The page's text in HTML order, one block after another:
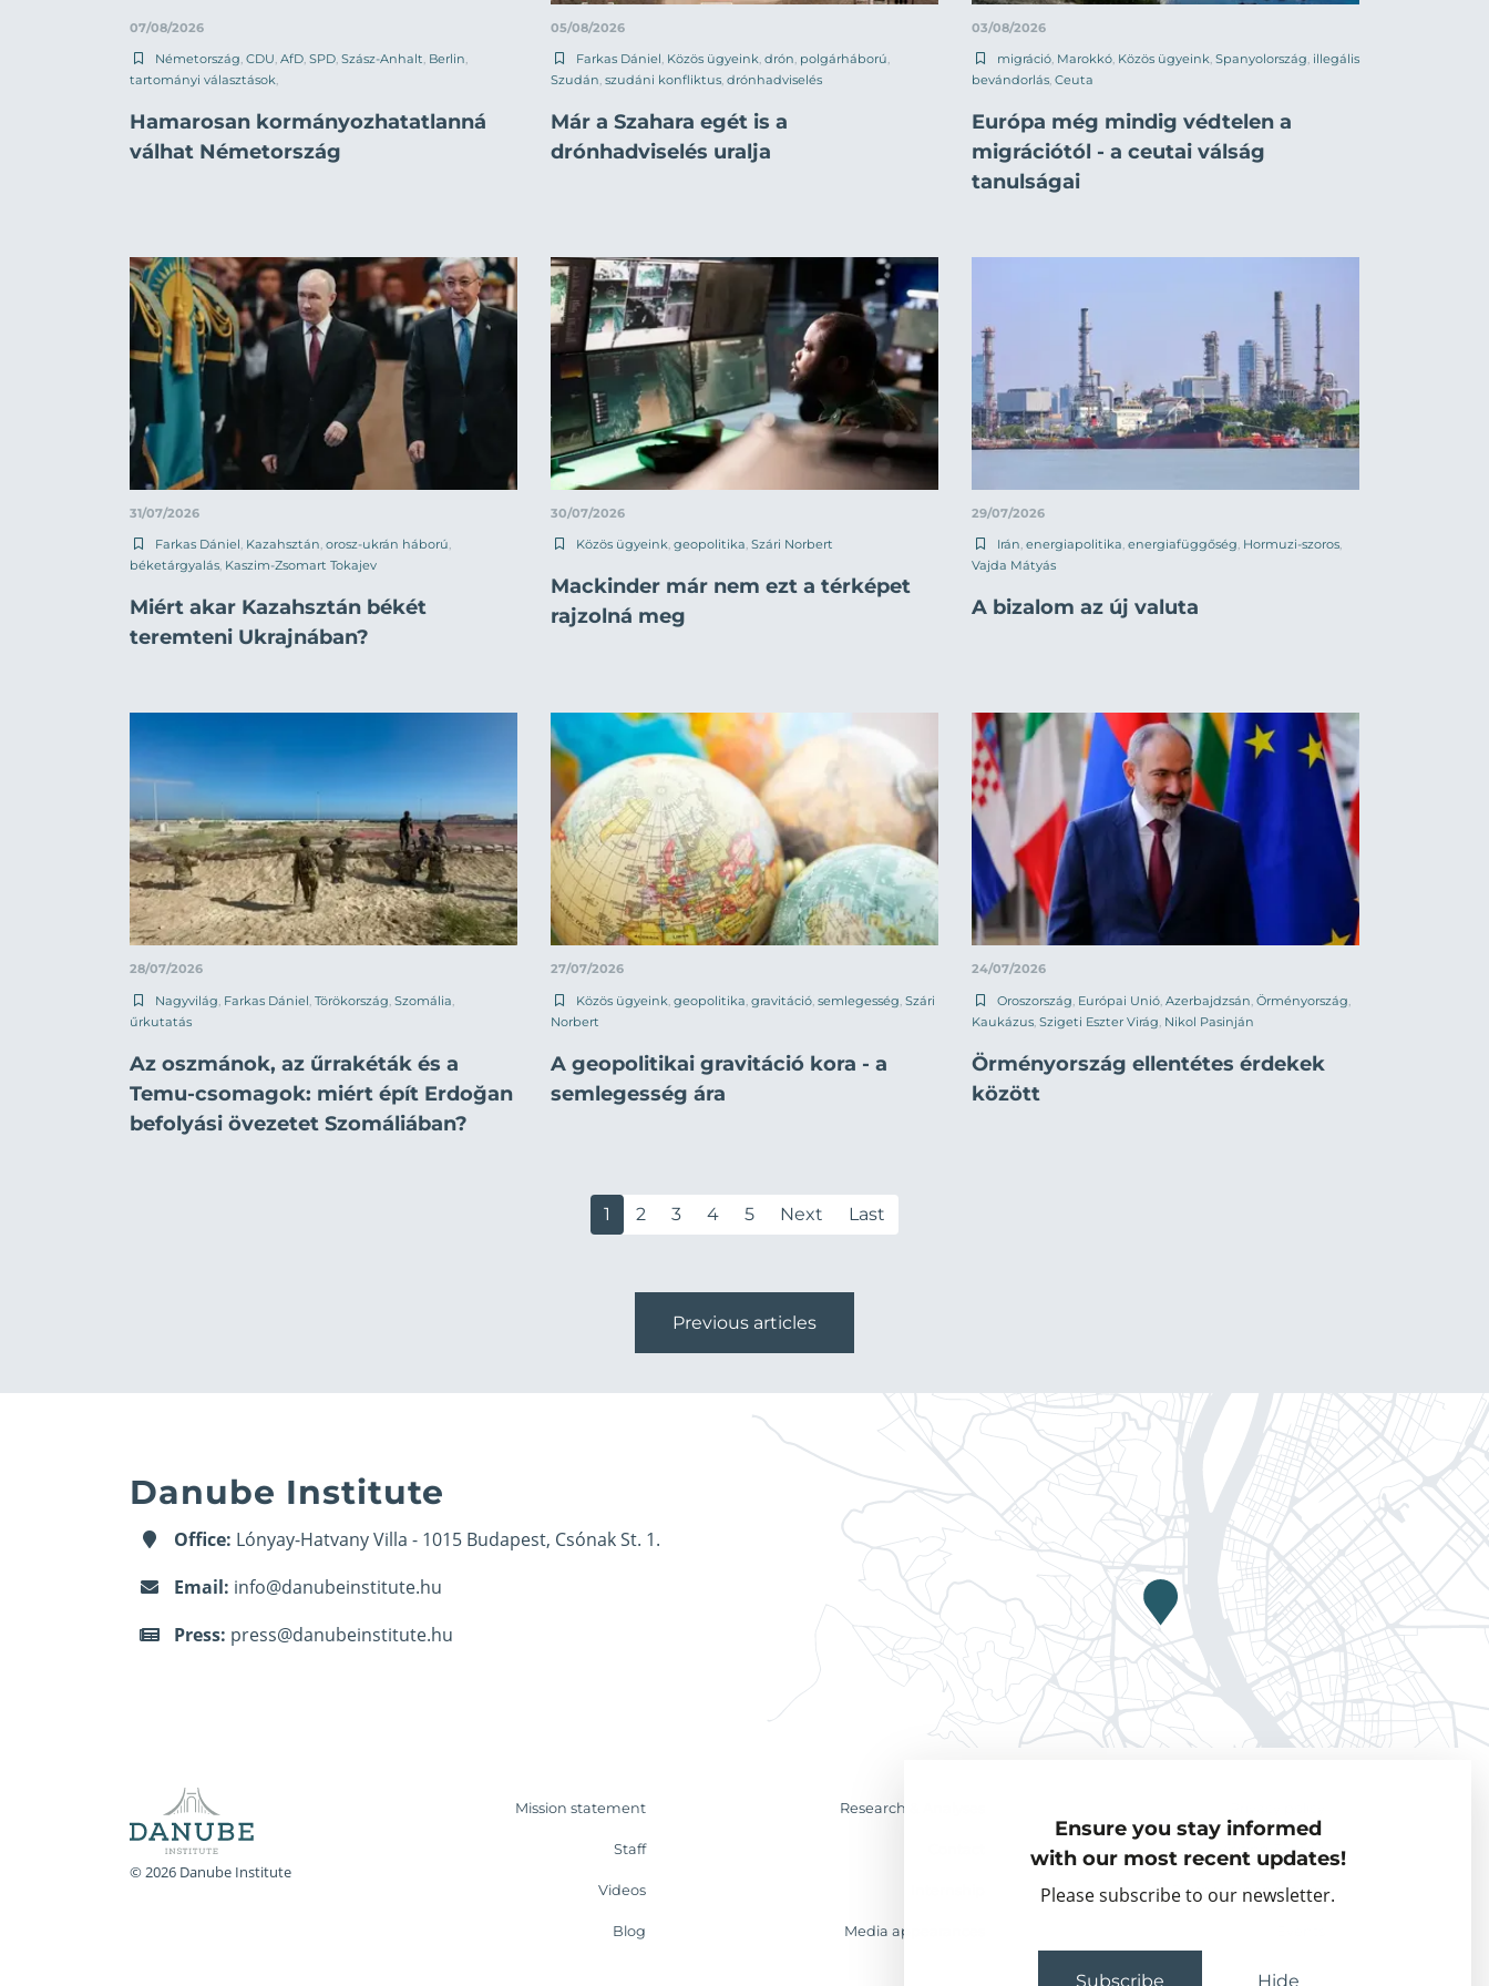
Ensure you stay informed
with our most recent updates!
Please subscribe to our newsletter.
Subscribe Hide
07/08/2026
Németország CDU AfD SPD Szász-Anhalt Berlin
tartományi választások
Hamarosan kormányozhatatlanná
válhat Németország
05/08/2026
Farkas Dániel Közös ügyeink drón polgárháború
Szudán szudáni konfliktus drónhadviselés
Már a Szahara egét is a
drónhadviselés uralja
03/08/2026
migráció Marokkó Közös ügyeink Spanyolország illegális
bevándorlás Ceuta
Európa még mindig védtelen a
migrációtól - a ceutai válság
tanulságai
31/07/2026
Farkas Dániel, Kazahsztán, orosz-ukrán háború,
béketárgyalás, Kaszim-Zsomart Tokajev
Miért akar Kazahsztán békét
teremteni Ukrajnában?
30/07/2026
Közös ügyeink, geopolitika, Szári Norbert
Mackinder már nem ezt a térképet
rajzolná meg
29/07/2026
Irán, energiapolitika, energiafüggőség, Hormuzi-szoros,
Vajda Mátyás
A bizalom az új valuta
28/07/2026
Nagyvilág Farkas Dániel Törökország Szomália
űrkutatás
Az oszmánok, az űrrakéták és a
Temu-csomagok: miért épít Erdoğan
befolyási övezetet Szomáliában?
27/07/2026
Közös ügyeink geopolitika gravitáció semlegesség Szári
Norbert
A geopolitikai gravitáció kora - a
semlegesség ára
24/07/2026
Oroszország Európai Unió Azerbajdzsán Örményország
Kaukázus Szigeti Eszter Virág Nikol Pasinján
Örményország ellentétes érdekek
között
1 2 3 4 5 Next Last
Previous articles
Danube Institute
Office: Lónyay-Hatvany Villa - 1015 Budapest, Csónak St. 1.
Email: info@danubeinstitute.hu
Press: press@danubeinstitute.hu
© 2026 Danube Institute
Mission statement Research & Analyses
Staff Visiting Fellows
Videos Partner organisations
Blog Media appearances